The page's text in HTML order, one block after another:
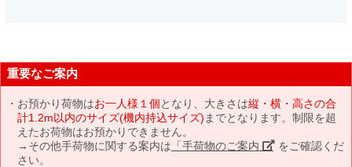
重要なご案内
お預かり荷物はお一人様１個となり、大きさは縦・横・高さの合
計1.2m以内のサイズ(機内持込サイズ) までとなります。制限を超
えたお荷物はお預かりできません。
→その他手荷物に関する案内は 「手荷物のご案内」 をご確認くだ
さい。